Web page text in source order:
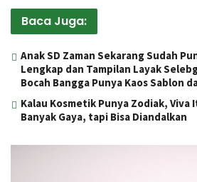
Baca Juga:
Anak SD Zaman Sekarang Sudah
Lengkap dan Tampilan Layak
Bocah Bangga Punya Kaos Sablon
Kalau Kosmetik Punya Zodiak, Viva
Banyak Gaya, tapi Bisa Diandalkan